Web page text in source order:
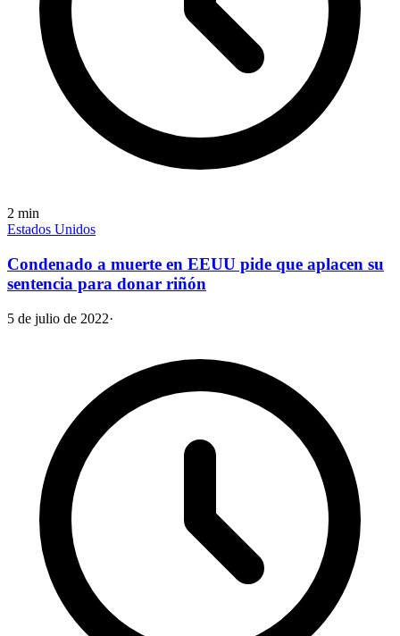
2 min
Estados Unidos
Condenado a muerte en EEUU pide que aplacen su
sentencia para donar riñón
5 de julio de 2022·